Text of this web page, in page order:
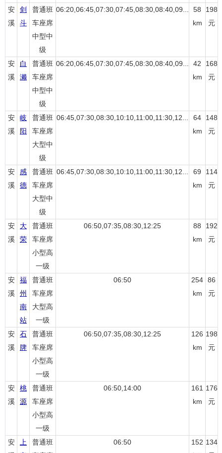
安
溪
剑
斗
普通班
车座席
中型中
级
06:20,06:45,07:30,07:45,08:30,08:40,09...
58
km
198
元
安
溪
白
濑
普通班
车座席
中型中
级
06:20,06:45,07:30,07:45,08:30,08:40,09...
42
km
168
元
安
溪
岐
阳
普通班
车座席
大型中
级
06:45,07:30,08:30,10:10,11:00,11:30,12...
64
km
148
元
安
溪
感
德
普通班
车座席
大型中
级
06:45,07:30,08:30,10:10,11:00,11:30,12...
69
km
114
元
安
溪
大
荣
普通班
车座席
小型高
一级
06:50,07:35,08:30,12:25
88
km
192
元
安
溪
福
州
南
站
普通班
车座席
大型高
一级
06:50
254
km
86
元
安
溪
石
牌
普通班
车座席
小型高
一级
06:50,07:35,08:30,12:25
126
km
198
元
安
溪
桃
源
普通班
车座席
小型高
一级
06:50,14:00
161
km
176
元
安
上
普通班
06:50
152 134